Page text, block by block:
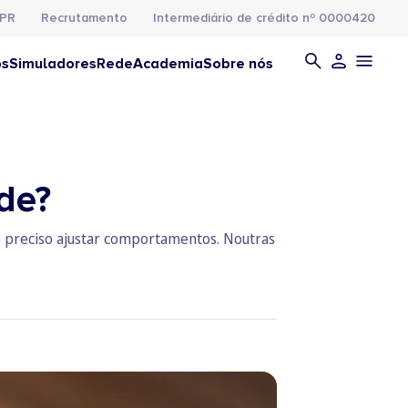
Recrutamento Intermediário de crédito nº 0000420
SimuladoresRedeAcademiaSobre nós
ajustar comportamentos. Noutras